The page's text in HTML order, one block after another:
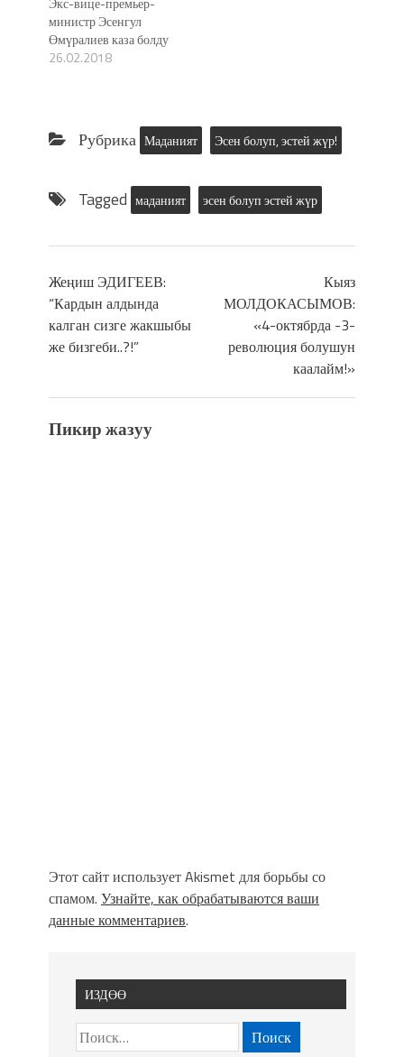
министр Эсенгул
Өмүралиев каза болду
26.02.2018
Рубрика Маданият Эсен болуп, эстей жүр!
Tagged маданият эсен болуп эстей жүр
Жеңиш ЭДИГЕЕВ:
“Кардын алдында
калган сизге жакшыбы
же бизгеби..?!”
Кыяз
МОЛДОКАСЫМОВ:
«4-октябрда -3-
революция болушун
каалайм!»
Пикир жазуу
Этот сайт использует Akismet для борьбы со
спамом. Узнайте, как обрабатываются ваши
данные комментариев.
ИЗДӨӨ